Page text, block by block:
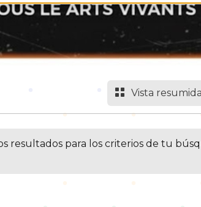
Vista resumida
resultados para los criterios de tu